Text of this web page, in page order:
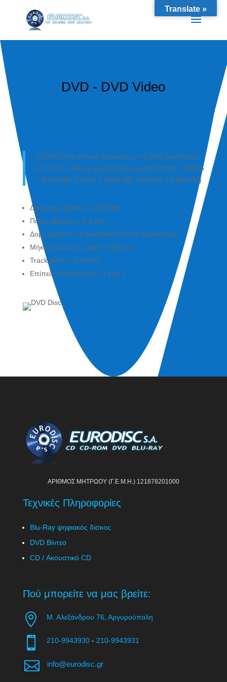
DVD - DVD Video
Τα DVD είναι οπτικά δισκάκια με τις ίδιες διαστάσεις
με το CD, αλλά με μεγαλύτερη χωρητικότητα ( DVD-5
= 4700 MB, DVD-9 = 8500 MB, DVD-10 = 9400 MB)
Διάμετρος Δίσκου = 120 mm
Πάχος Δίσκου = 1,2 mm
Δομή Δίσκου = 2 bounded 0.6 mm substrates
Μήκος κύματος Laser = 650 nm
Track pitch = 0.74 nm
Επίπεδα δεδομένων = 1 έως 2
ΑΡΙΘΜΟΣ ΜΗΤΡΩΟΥ (Γ.Ε.Μ.Η.) 121878201000
Τεχνικές Πληροφορίες
Blu-Ray ψηφιακός δίσκος
DVD Βίντεο
CD / Ακουστικό CD
Πού μπορείτε να μας βρείτε:
 Μ. Αλεξάνδρου 76, Αργυρούπολη
 210-9943930- 210-9943931
 info@eurodisc.gr
Translate »